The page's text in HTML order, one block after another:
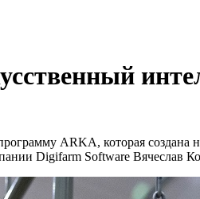
ARKA, которая создана
Digifarm Software Вячеслав